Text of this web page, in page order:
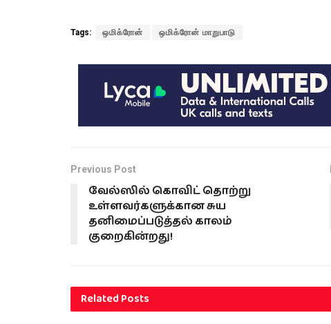
Tags: ஒமிக்ரோன் ஒமிக்ரோன் மாறுபாடு
Previous Post
வேல்ஸில் கொவிட் தொற்று
உள்ளவர்களுக்கான சுய
தனிமைப்படுத்தல் காலம்
குறைகின்றது!
RelatedPosts